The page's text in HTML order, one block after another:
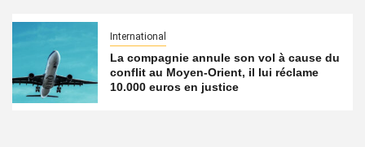
International
La compagnie annule son vol à cause du
conflit au Moyen-Orient, il lui réclame
10.000 euros en justice